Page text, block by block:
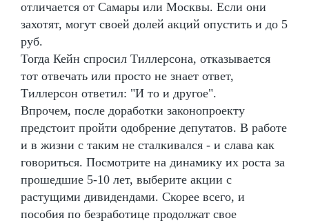
отличается от Самары или Москвы. Если они
захотят, могут своей долей акций опустить и до 5
руб.
Тогда Кейн спросил Тиллерсона, отказывается
тот отвечать или просто не знает ответ,
Тиллерсон ответил: "И то и другое".
Впрочем, после доработки законопроекту
предстоит пройти одобрение депутатов. В работе
и в жизни с таким не сталкивался - и слава как
говориться. Посмотрите на динамику их роста за
прошедшие 5-10 лет, выберите акции с
растущими дивидендами. Скорее всего, и
пособия по безработице продолжат свое